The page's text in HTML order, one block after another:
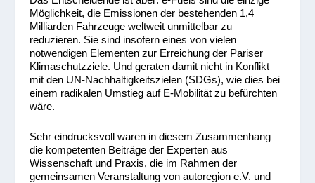
Möglichkeit, die Emissionen der bestehenden 1,4
Milliarden Fahrzeuge weltweit unmittelbar zu
reduzieren. Sie sind insofern eines von vielen
notwendigen Elementen zur Erreichung der Pariser
Klimaschutzziele. Und geraten damit nicht in Konflikt
mit den UN-Nachhaltigkeitszielen (SDGs), wie dies bei
einem radikalen Umstieg auf E-Mobilität zu befürchten
wäre.
Sehr eindrucksvoll waren in diesem Zusammenhang
die kompetenten Beiträge der Experten aus
Wissenschaft und Praxis, die im Rahmen der
gemeinsamen Veranstaltung von autoregion e.V. und